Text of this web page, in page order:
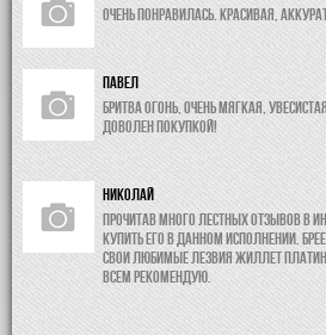
Очень понравилась. Красивая,
Павел
Бритва огонь, очень мягкая,
доволен покупкой!
Николай
Прочитав много лестных отзывов в
купить его в данном исполнении.
свои любимые лезвия жиллет
всем рекомендую.